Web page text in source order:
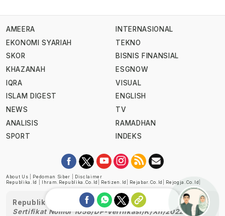
AMEERA
EKONOMI SYARIAH
SKOR
KHAZANAH
IQRA
ISLAM DIGEST
NEWS
ANALISIS
SPORT
INTERNASIONAL
TEKNO
BISNIS FINANSIAL
ESGNOW
VISUAL
ENGLISH
TV
RAMADHAN
INDEKS
About Us Pedoman Siber
Disclaimer
Republika.id
Ihram.republika.co.id Retizen.id Rejabar.co.id Rejogja.co.id
Republika telah diverifikasi oleh Dewan Pers
Sertifikat Nomor 1058/DP-Verifikasi/K/XII/2022